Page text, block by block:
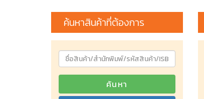
ค้นหาสินค้าที่ต้องการ
ค้นหา